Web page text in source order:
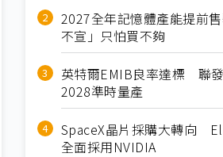
2027全年記憶體產能提前
不宣」只怕買不夠
英特爾EMIB良率達標 聯
2028準時量產
SpaceX晶片採購大轉向
全面採用NVIDIA